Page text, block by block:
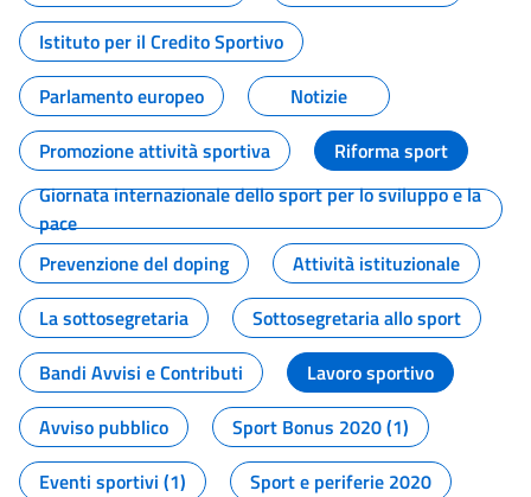
Istituto per il Credito Sportivo
Parlamento europeo
Notizie
Promozione attività sportiva
Riforma sport
Giornata internazionale dello sport per lo sviluppo e la
pace
Prevenzione del doping
Attività istituzionale
La sottosegretaria
Sottosegretaria allo sport
Bandi Avvisi e Contributi
Lavoro sportivo
Avviso pubblico
Sport Bonus 2020 (1)
Eventi sportivi (1)
Sport e periferie 2020